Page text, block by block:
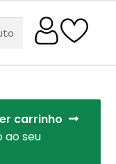
carrinho
ao seu